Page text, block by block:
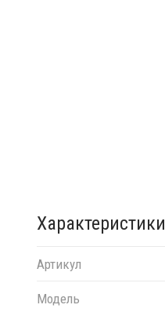
Характеристики
Артикул
Модель